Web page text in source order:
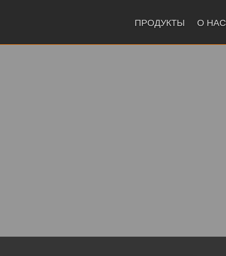
ПРОДУКТЫ О НАС